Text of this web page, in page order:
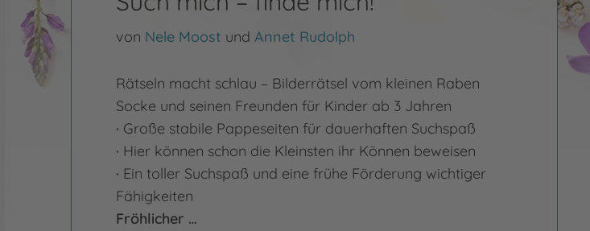
von Nele Moost und Annet Rudolph
Rätseln macht schlau – Bilderrätsel vom kleinen Raben
Socke und seinen Freunden für Kinder ab 3 Jahren
· Große stabile Pappeseiten für dauerhaften Suchspaß
· Hier können schon die Kleinsten ihr Können beweisen
· Ein toller Suchspaß und eine frühe Förderung wichtiger
Fähigkeiten
Fröhlicher …